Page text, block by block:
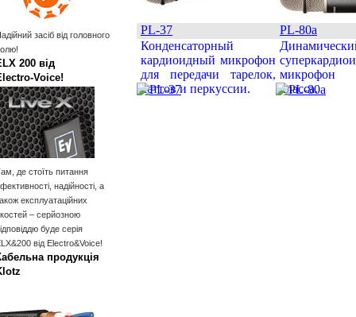
засіб від головного
200 від
де стоїть питання
надійності, а
експлуатаційних
– серйозною
буде серія
від Electro&Voice!
продукція
PL-37
Конденсаторный
кардиоидный микрофон
для передачи тарелок,
хеттов и перкуссии.
PL-80a
микрофон
класса.